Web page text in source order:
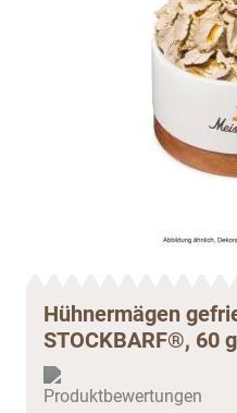
Hühnermägen
STOCKBARF®, 60 g